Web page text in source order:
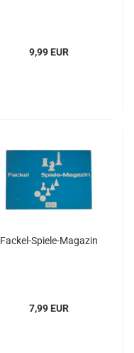
9,99 EUR
Fackel-Spiele-Magazin
7,99 EUR